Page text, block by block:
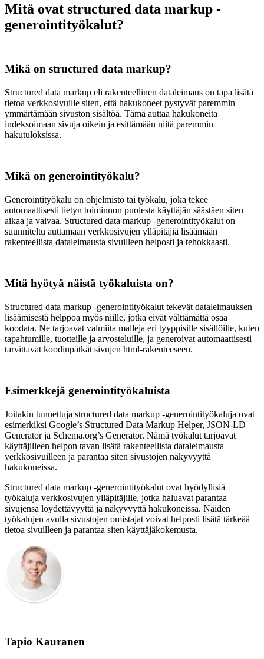
Mitä ovat structured data markup -
generointityökalut?
Mikä on structured data markup?
Structured data markup eli rakenteellinen dataleimaus on tapa lisätä
tietoa verkkosivuille siten, että hakukoneet pystyvät paremmin
ymmärtämään sivuston sisältöä. Tämä auttaa hakukoneita
indeksoimaan sivuja oikein ja esittämään niitä paremmin
hakutuloksissa.
Mikä on generointityökalu?
Generointityökalu on ohjelmisto tai työkalu, joka tekee
automaattisesti tietyn toiminnon puolesta käyttäjän säästäen siten
aikaa ja vaivaa. Structured data markup -generointityökalut on
suunniteltu auttamaan verkkosivujen ylläpitäjiä lisäämään
rakenteellista dataleimausta sivuilleen helposti ja tehokkaasti.
Mitä hyötyä näistä työkaluista on?
Structured data markup -generointityökalut tekevät dataleimauksen
lisäämisestä helppoa myös niille, jotka eivät välttämättä osaa
koodata. Ne tarjoavat valmiita malleja eri tyyppisille sisällöille, kuten
tapahtumille, tuotteille ja arvosteluille, ja generoivat automaattisesti
tarvittavat koodinpätkät sivujen html-rakenteeseen.
Esimerkkejä generointityökaluista
Joitakin tunnettuja structured data markup -generointityökaluja ovat
esimerkiksi Google’s Structured Data Markup Helper, JSON-LD
Generator ja Schema.org’s Generator. Nämä työkalut tarjoavat
käyttäjilleen helpon tavan lisätä rakenteellista dataleimausta
verkkosivuilleen ja parantaa siten sivustojen näkyvyyttä
hakukoneissa.
Structured data markup -generointityökalut ovat hyödyllisiä
työkaluja verkkosivujen ylläpitäjille, jotka haluavat parantaa
sivujensa löydettävyyttä ja näkyvyyttä hakukoneissa. Näiden
työkalujen avulla sivustojen omistajat voivat helposti lisätä tärkeää
tietoa sivuilleen ja parantaa siten käyttäjäkokemusta.
Tapio Kauranen